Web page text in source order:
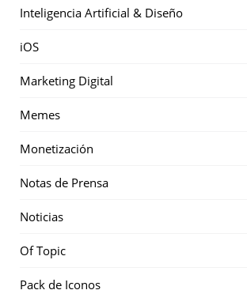
Inteligencia Artificial & Diseño
iOS
Marketing Digital
Memes
Monetización
Notas de Prensa
Noticias
Of Topic
Pack de Iconos